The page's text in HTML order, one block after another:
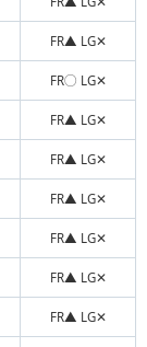
FR▲ LG✕
FR◯ LG✕
FR▲ LG✕
FR▲ LG✕
FR▲ LG✕
FR▲ LG✕
FR▲ LG✕
FR▲ LG✕